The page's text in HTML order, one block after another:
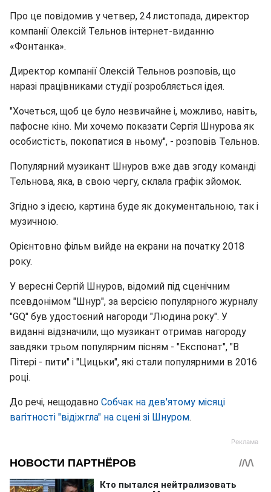
Про це повідомив у четвер, 24 листопада, директор
компанії Олексій Тельнов інтернет-виданню
«Фонтанка».
Директор компанії Олексій Тельнов розповів, що
наразі працівниками студії розробляється ідея.
"Хочеться, щоб це було незвичайне і, можливо, навіть,
пафосне кіно. Ми хочемо показати Сергія Шнурова як
особистість, покопатися в ньому", - розповів Тельнов.
Популярний музикант Шнуров вже дав згоду команді
Тельнова, яка, в свою чергу, склала графік зйомок.
Згідно з ідеєю, картина буде як документальною, так і
музичною.
Орієнтовно фільм вийде на екрани на початку 2018
року.
У вересні Сергій Шнуров, відомий під сценічним
псевдонімом "Шнур", за версією популярного журналу
"GQ" був удостоєний нагороди "Людина року". У
виданні відзначили, що музикант отримав нагороду
завдяки трьом популярним пісням - "Експонат", "В
Пітері - пити" і "Цицьки", які стали популярними в 2016
році.
До речі, нещодавно Собчак на дев'ятому місяці
вагітності "відіжгла" на сцені зі Шнуром.